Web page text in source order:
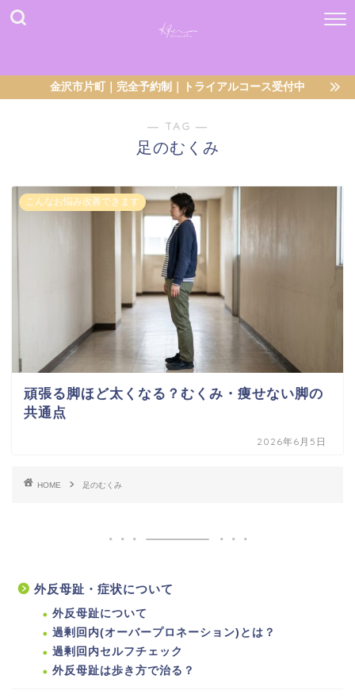
金沢市片町｜完全予約制｜トライアルコース受付中
― TAG ―
足のむくみ
こんなお悩み改善できます
頑張る脚ほど太くなる？むくみ・痩せない脚の
共通点
2026年6月5日
HOME 足のむくみ
外反母趾・症状について
外反母趾について
過剰回内(オーバープロネーション)とは？
過剰回内セルフチェック
外反母趾は歩き方で治る？